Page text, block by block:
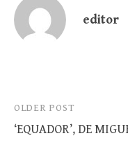
editor
Post
navigation
OLDER POST
‘EQUADOR’, DE